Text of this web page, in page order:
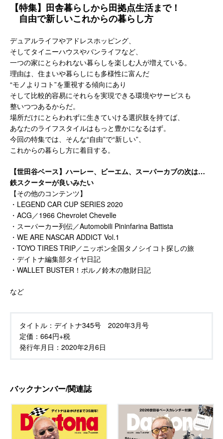
【特集】田舎暮らしから田拠点生活まで！
自由で新しいこれからの暮らし方
デュアルライフやアドレスホッピング、
そしてタイニーハウスやバンライフなど、
一つの家にとらわれない暮らしを楽しむ人が増えている。
理由は、住まいや暮らしにも多様性に富んだ
“モノよりコト”を重視する傾向にあり
そして比較的容易にそれらを実現できる環境やサービスも
整いつつあるからだ。
場所だけにとらわれずに生きていける選択肢を持てば、
あなたのライフスタイルはもっと豊かになるはず。
今回の特集では、そんな“自由”で“新しい”、
これからの暮らし方に着目する。
【世田谷ベース】ハーレー、ビーエム、スーパーカブの次は…
鉄スクーターが良いみたい
【その他のコンテンツ】
・LEGEND CAR CUP SERIES 2020
・ACG／1966 Chevrolet Chevelle
・スーパーカー列伝／Automobili Pininfarina Battista
・WE ARE NASCAR ADDICT Vol.1
・TOYO TIRES TRIP／ニッポン全国タノシイコト探しの旅
・デイトナ編集部タイヤ日記
・WALLET BUSTER！ポルノ鈴木の散財日記
など
タイトル： デイトナ345号 2020年3月号
定価： 664円+税
発行年月日： 2020年2月6日
バックナンバー/関連誌